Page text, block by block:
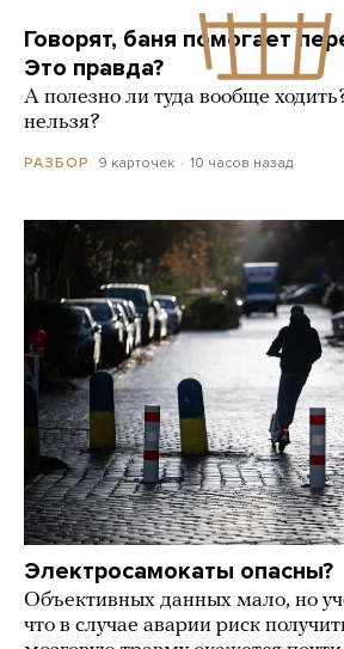
Говорят, баня помогает
Это правда?
А полезно ли туда вообще
нельзя?
РАЗБОР 9 карточек 10 часов назад
Электросамокаты опасны?
Объективных данных мало, но
что в случае аварии риск